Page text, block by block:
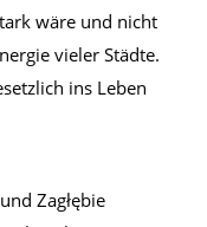
wäre und nicht
vieler Städte.
ins Leben
Zagłębie